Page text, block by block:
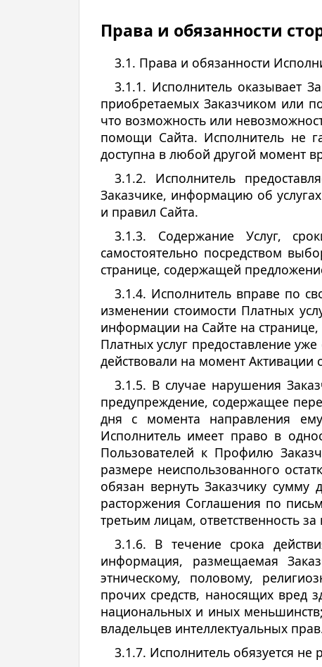
Права и обязанности
3.1. Права и обязанности
3.1.1. Исполнитель оказывает
приобретаемых Заказчиком или
что возможность или
помощи Сайта. Исполнитель не
доступна в любой другой момент
3.1.2. Исполнитель
Заказчике, информацию об
и правил Сайта.
3.1.3. Содержание Услуг,
самостоятельно посредством
странице, содержащей
3.1.4. Исполнитель вправе по
изменении стоимости Платных
информации на Сайте на странице,
Платных услуг предоставление
действовали на момент Активации
3.1.5. В случае нарушения
предупреждение, содержащее
дня c момента направления
Исполнитель имеет право в
Пользователей к Профилю
размере неиспользованного
обязан вернуть Заказчику
расторжения Соглашения по
третьим лицам, ответственность
3.1.6. В течение срока
информация, размещаемая
этническому, половому,
прочих средств, наносящих
национальных и иных
владельцев интеллектуальных
3.1.7. Исполнитель обязуется